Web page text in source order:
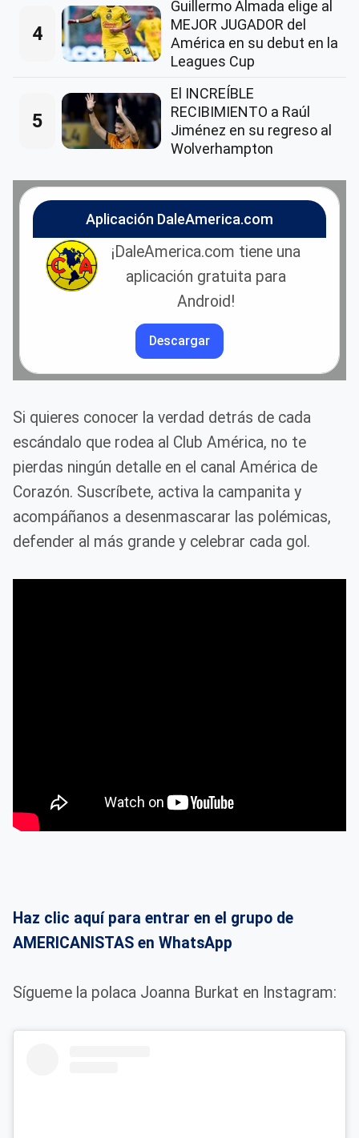
4
Guillermo Almada elige al
MEJOR JUGADOR del
América en su debut en la
Leagues Cup
5
El INCREÍBLE
RECIBIMIENTO a Raúl
Jiménez en su regreso al
Wolverhampton
Aplicación DaleAmerica.com
¡DaleAmerica.com tiene una
aplicación gratuita para
Android!
Descargar
Si quieres conocer la verdad detrás de cada
escándalo que rodea al Club América, no te
pierdas ningún detalle en el canal América de
Corazón. Suscríbete, activa la campanita y
acompáñanos a desenmascarar las polémicas,
defender al más grande y celebrar cada gol.
Haz clic aquí para entrar en el grupo de
AMERICANISTAS en WhatsApp
Sígueme la polaca Joanna Burkat en Instagram: